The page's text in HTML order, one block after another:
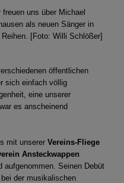
freuen uns über Michael
als neuen Sänger in
Reihen. [Foto: Willi Schlößer]
öffentlichen
sich einfach völlig
eine unserer
es anscheinend
mit unserer Vereins-Fliege
Ansteckwappen
Seinen Debüt
der musikalischen